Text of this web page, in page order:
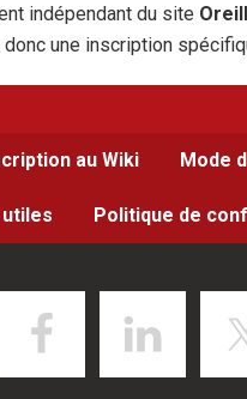
indépendant du site
une inscription
au Wiki Mode
Politique de